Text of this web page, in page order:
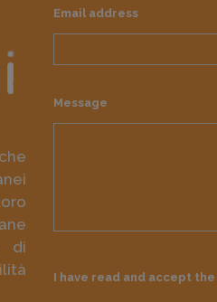
di
Email address
Message
I have read and accept the